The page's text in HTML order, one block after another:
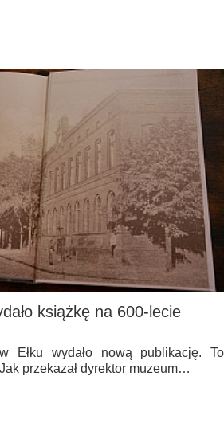
książkę na 600-lecie
Ełku wydało nową publikację. To
przekazał dyrektor muzeum…